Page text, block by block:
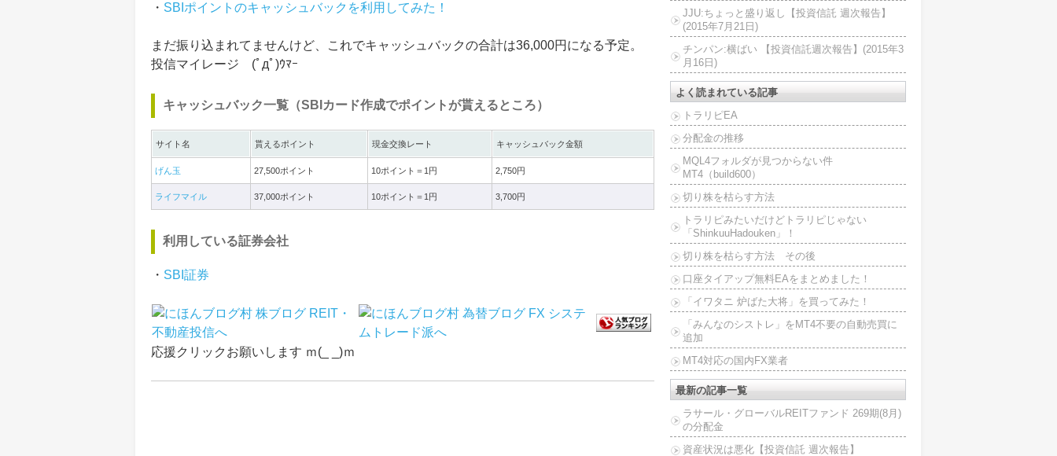
・ SBIポイントのキャッシュバックを利用してみた！
まだ振り込まれてませんけど、これでキャッシュバックの合計は36,000円になる予定。
投信マイレージ (ﾟдﾟ)ｳﾏｰ
キャッシュバック一覧（SBIカード作成でポイントが貰えるところ）
サイト名 貰えるポイント 現金交換レート キャッシュバック金額
げん玉 27,500ポイント 10ポイント＝1円 2,750円
ライフマイル 37,000ポイント 10ポイント＝1円 3,700円
利用している証券会社
・ SBI証券
応援クリックお願いします ｍ(_ _)ｍ
JJU:ちょっと盛り返し【投資信託 週次報告】
(2015年7月21日)
チンパン:横ばい 【投資信託週次報告】(2015年3
月16日)
よく読まれている記事
トラリピEA
分配金の推移
MQL4フォルダが見つからない件
MT4（build600）
切り株を枯らす方法
トラリピみたいだけどトラリピじゃない
「ShinkuuHadouken」！
切り株を枯らす方法 その後
口座タイアップ無料EAをまとめました！
「イワタニ 炉ばた大将」を買ってみた！
「みんなのシストレ」をMT4不要の自動売買に
追加
MT4対応の国内FX業者
最新の記事一覧
ラサール・グローバルREITファンド 269期(8月)
の分配金
資産状況は悪化【投資信託 週次報告】